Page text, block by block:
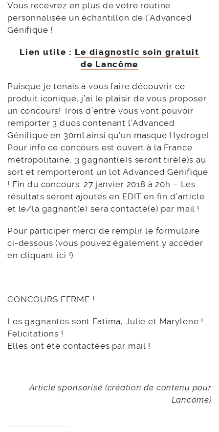
Vous recevrez en plus de votre routine
personnalisée un échantillon de l’Advanced
Génifique !
Lien utile : Le diagnostic soin gratuit
de Lancôme
Puisque je tenais à vous faire découvrir ce
produit iconique, j’ai le plaisir de vous proposer
un concours! Trois d’entre vous vont pouvoir
remporter 3 duos contenant l’Advanced
Génifique en 30ml ainsi qu’un masque Hydrogel.
Pour info ce concours est ouvert à la France
métropolitaine, 3 gagnant(e)s seront tiré(e)s au
sort et remporteront un lot Advanced Génifique
! Fin du concours: 27 janvier 2018 à 20h – Les
résultats seront ajoutés en EDIT en fin d’article
et le/la gagnant(e) sera contacté(e) par mail !
Pour participer merci de remplir le formulaire
ci-dessous (vous pouvez également y accéder
en cliquant ici !) :
CONCOURS FERME !
Les gagnantes sont Fatima, Julie et Marylene !
Félicitations !
Elles ont été contactées par mail !
Article sponsorisé (création de contenu pour
Lancôme)